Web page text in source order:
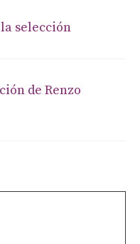
selección
de Renzo